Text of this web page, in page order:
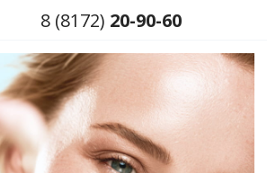
8 (8172) 20-90-60